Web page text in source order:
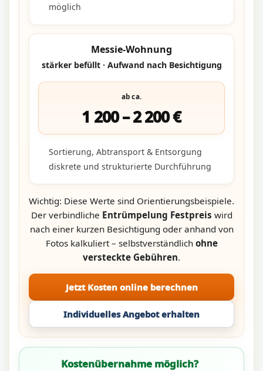
möglich
Messie-Wohnung
stärker befüllt · Aufwand nach Besichtigung
ab ca.
1 200 – 2 200 €
Sortierung, Abtransport & Entsorgung
diskrete und strukturierte Durchführung
Wichtig: Diese Werte sind Orientierungsbeispiele.
Der verbindliche Entrümpelung Festpreis wird
nach einer kurzen Besichtigung oder anhand von
Fotos kalkuliert – selbstverständlich ohne
versteckte Gebühren.
Jetzt Kosten online berechnen
Individuelles Angebot erhalten
Kostenübernahme möglich?